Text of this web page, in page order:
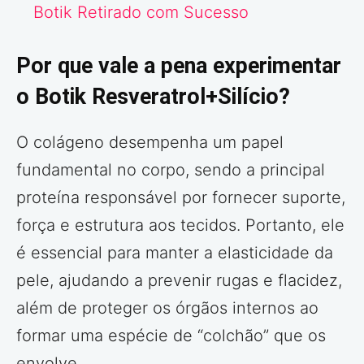
Botik Retirado com Sucesso
Por que vale a pena experimentar
o Botik Resveratrol+Silício?
O colágeno desempenha um papel
fundamental no corpo, sendo a principal
proteína responsável por fornecer suporte,
força e estrutura aos tecidos. Portanto, ele
é essencial para manter a elasticidade da
pele, ajudando a prevenir rugas e flacidez,
além de proteger os órgãos internos ao
formar uma espécie de “colchão” que os